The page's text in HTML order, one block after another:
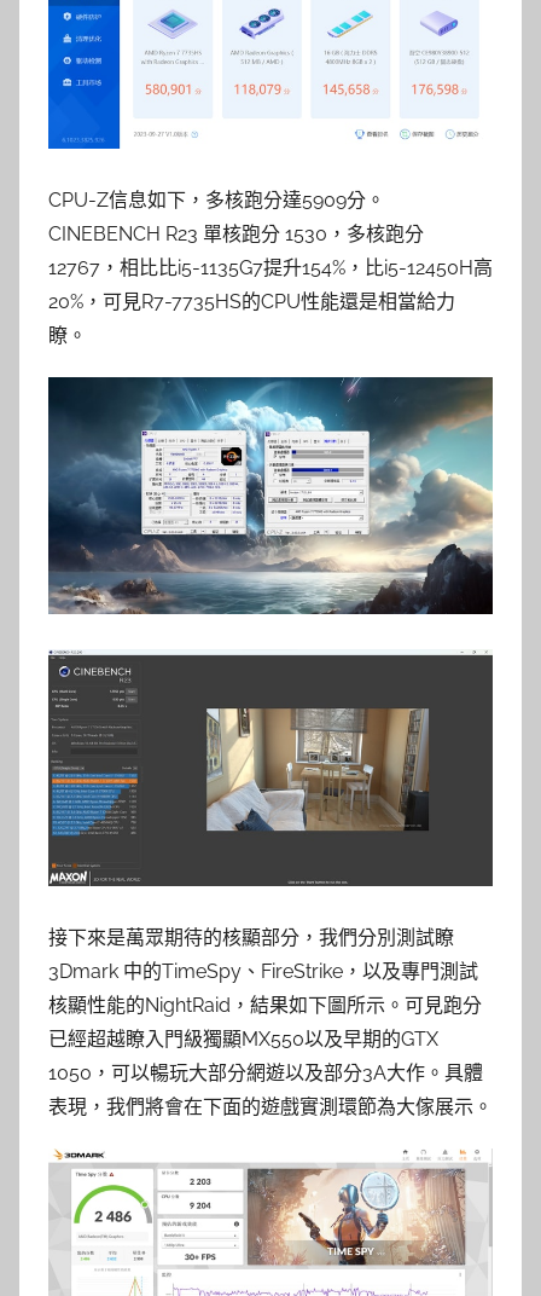
CPU-Z信息如下，多核跑分達5909分。
CINEBENCH R23 單核跑分 1530，多核跑分
12767，相比比i5-1135G7提升154%，比i5-12450H高
20%，可見R7-7735HS的CPU性能還是相當給力
瞭。
接下來是萬眾期待的核顯部分，我們分別測試瞭
3Dmark 中的TimeSpy、FireStrike，以及專門測試
核顯性能的NightRaid，結果如下圖所示。可見跑分
已經超越瞭入門級獨顯MX550以及早期的GTX
1050，可以暢玩大部分網遊以及部分3A大作。具體
表現，我們將會在下面的遊戲實測環節為大傢展示。